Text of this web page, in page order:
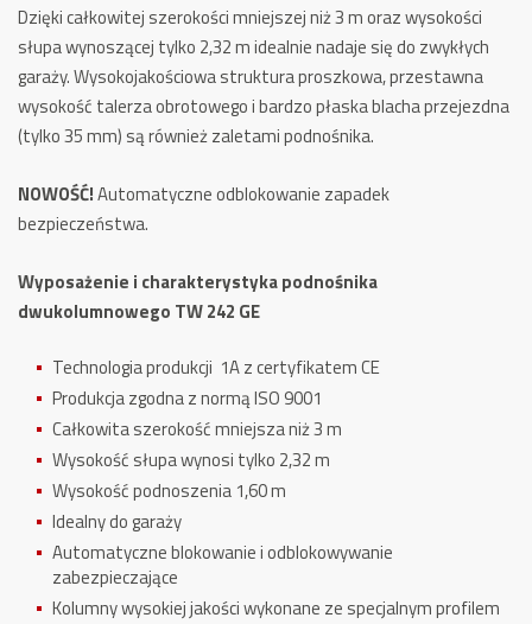
Dzięki całkowitej szerokości mniejszej niż 3 m oraz wysokości
słupa wynoszącej tylko 2,32 m idealnie nadaje się do zwykłych
garaży. Wysokojakościowa struktura proszkowa, przestawna
wysokość talerza obrotowego i bardzo płaska blacha przejezdna
(tylko 35 mm) są również zaletami podnośnika.
NOWOŚĆ!Automatyczne odblokowanie zapadek
bezpieczeństwa.
Wyposażenie i charakterystyka podnośnika
dwukolumnowego TW 242 GE
Technologia produkcji 1A z certyfikatem CE
Produkcja zgodna z normą ISO 9001
Całkowita szerokość mniejsza niż 3 m
Wysokość słupa wynosi tylko 2,32 m
Wysokość podnoszenia 1,60 m
Idealny do garaży
Automatyczne blokowanie i odblokowywanie
zabezpieczające
Kolumny wysokiej jakości wykonane ze specjalnym profilem